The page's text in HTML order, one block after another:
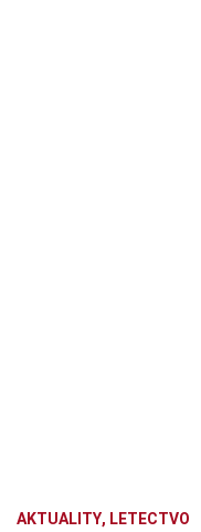
AKTUALITY, LETECTVO